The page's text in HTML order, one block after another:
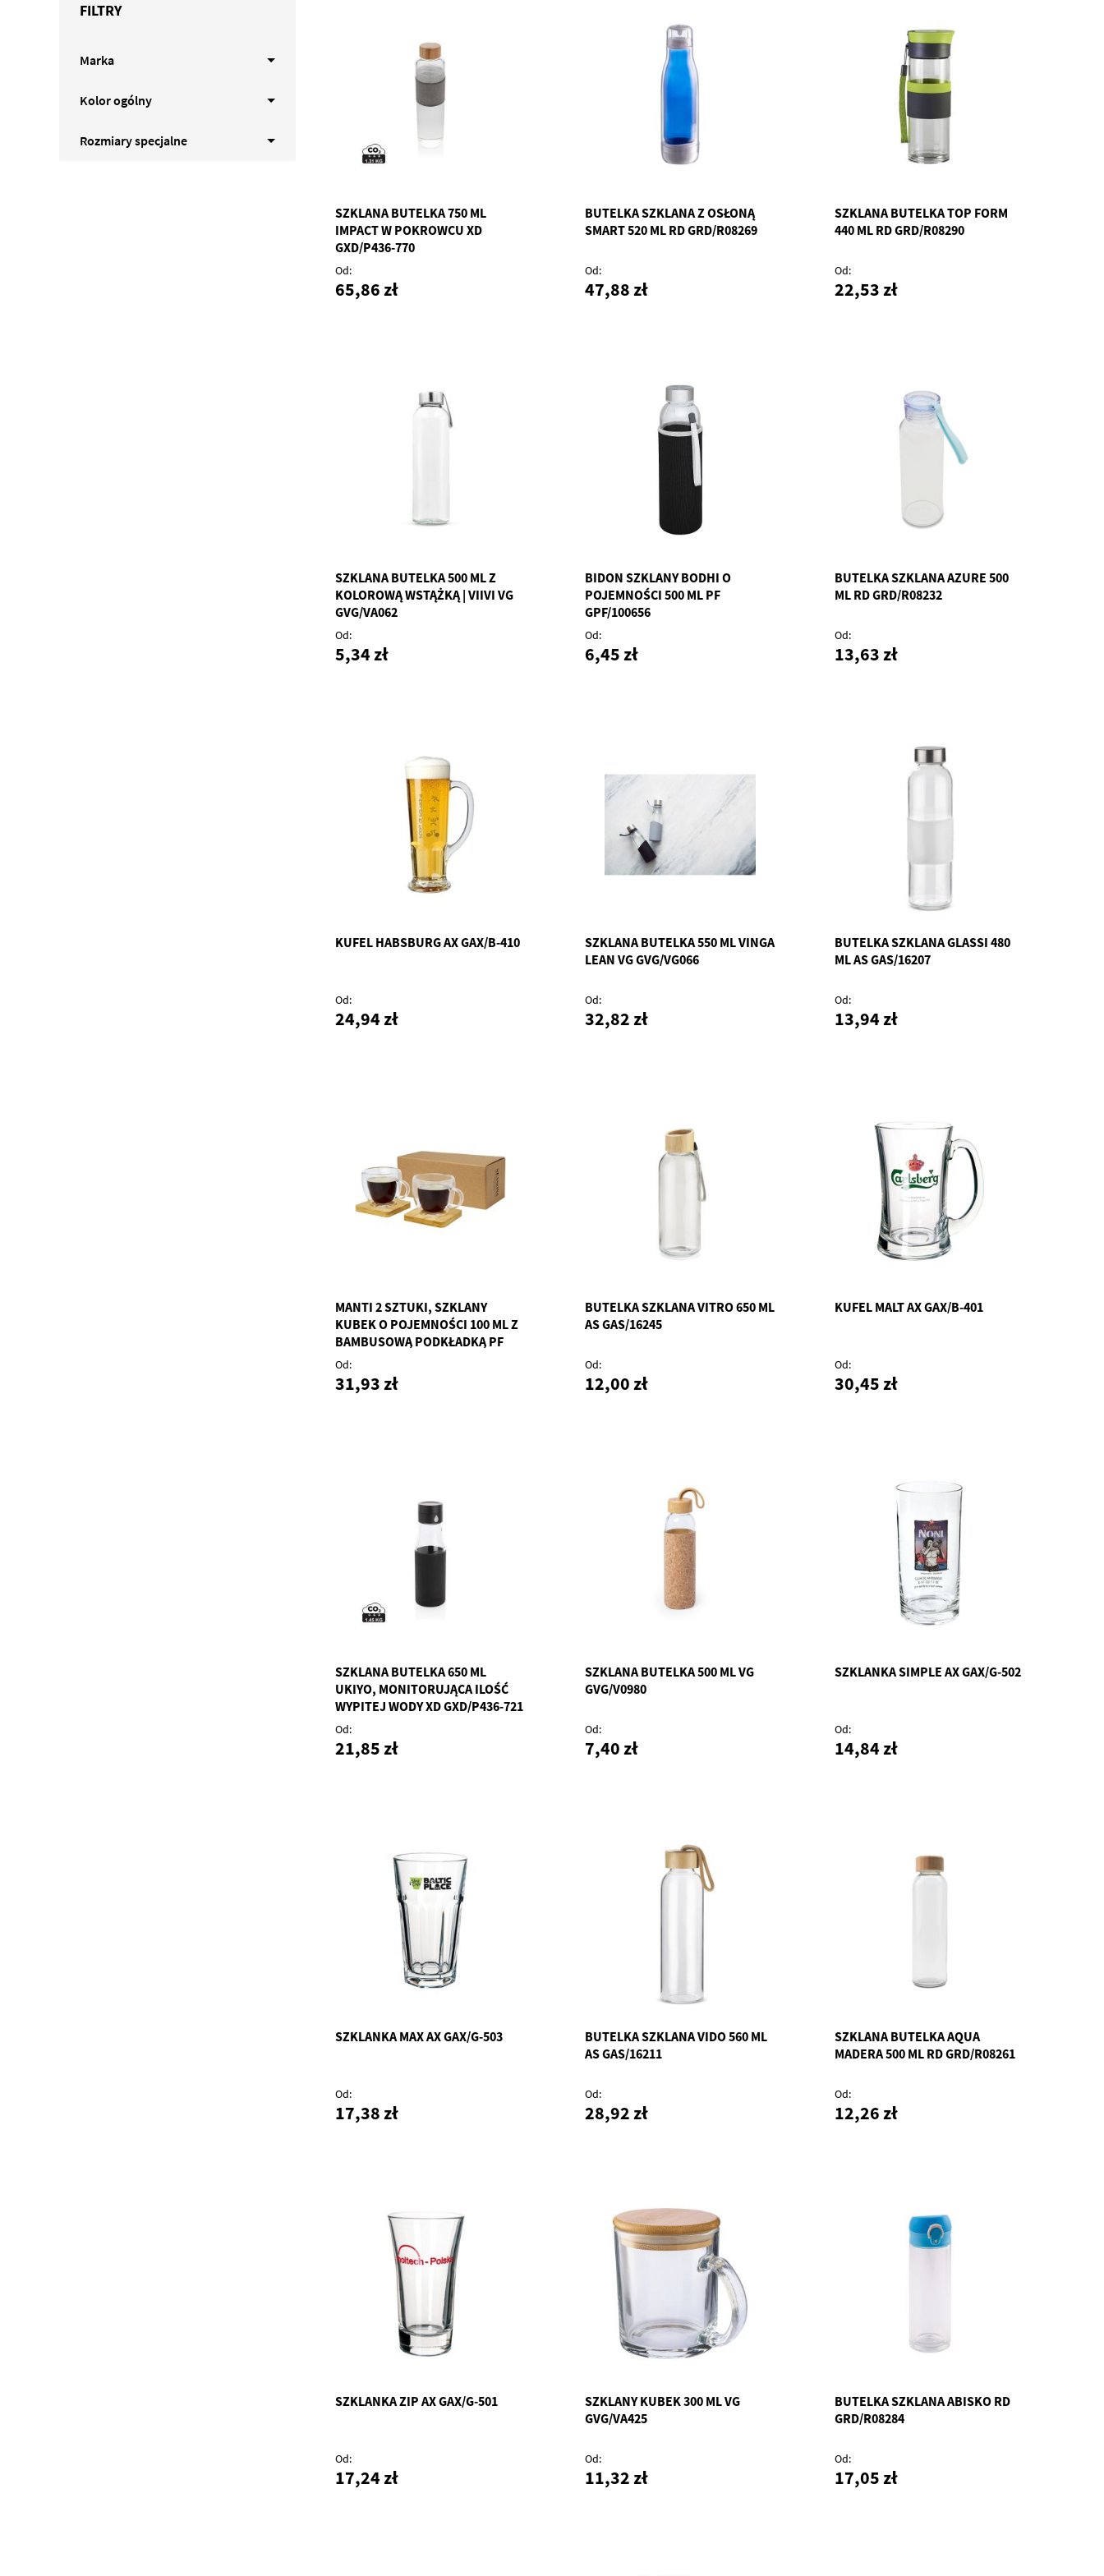
SZKLANA BUTELKA 750 ML
IMPACT W POKROWCU XD
GXD/P436-770
Od
65,86 zł
BUTELKA SZKLANA Z OSŁONĄ
SMART 520 ML RD GRD/R08269
Od
47,88 zł
SZKLANA BUTELKA TOP FORM
440 ML RD GRD/R08290
Od
22,53 zł
SZKLANA BUTELKA 500 ML Z
KOLOROWĄ WSTĄŻKĄ | VIIVI VG
GVG/VA062
Od
5,34 zł
BIDON SZKLANY BODHI O
POJEMNOŚCI 500 ML PF
GPF/100656
Od
6,45 zł
BUTELKA SZKLANA AZURE 500
ML RD GRD/R08232
Od
13,63 zł
KUFEL HABSBURG AX GAX/B-410
Od
24,94 zł
SZKLANA BUTELKA 550 ML VINGA
LEAN VG GVG/VG066
Od
32,82 zł
BUTELKA SZKLANA GLASSI 480
ML AS GAS/16207
Od
13,94 zł
MANTI 2 SZTUKI, SZKLANY
KUBEK O POJEMNOŚCI 100 ML Z
BAMBUSOWĄ PODKŁADKĄ PF
GPF/113314
Od
31,93 zł
BUTELKA SZKLANA VITRO 650 ML
AS GAS/16245
Od
12,00 zł
KUFEL MALT AX GAX/B-401
Od
30,45 zł
SZKLANA BUTELKA 650 ML
UKIYO, MONITORUJĄCA ILOŚĆ
WYPITEJ WODY XD GXD/P436-721
Od
21,85 zł
SZKLANA BUTELKA 500 ML VG
GVG/V0980
Od
7,40 zł
SZKLANKA SIMPLE AX GAX/G-502
Od
14,84 zł
SZKLANKA MAX AX GAX/G-503
Od
17,38 zł
BUTELKA SZKLANA VIDO 560 ML
AS GAS/16211
Od
28,92 zł
SZKLANA BUTELKA AQUA
MADERA 500 ML RD GRD/R08261
Od
12,26 zł
SZKLANKA ZIP AX GAX/G-501
Od
17,24 zł
SZKLANY KUBEK 300 ML VG
GVG/VA425
Od
11,32 zł
BUTELKA SZKLANA ABISKO RD
GRD/R08284
Od
17,05 zł
FILTRY
Marka
Kolor ogólny
Rozmiary specjalne